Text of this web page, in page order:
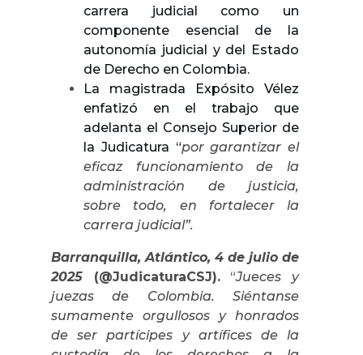
carrera judicial como un
componente esencial de la
autonomía judicial y del Estado
de Derecho en Colombia.
La magistrada Expósito Vélez
enfatizó en el trabajo que
adelanta el Consejo Superior de
la Judicatura “por garantizar el
eficaz funcionamiento de la
administración de justicia,
sobre todo, en fortalecer la
carrera judicial”.
Barranquilla, Atlántico, 4 de julio de
2025 (@JudicaturaCSJ).“Jueces y
juezas de Colombia. Siéntanse
sumamente orgullosos y honrados
de ser partícipes y artífices de la